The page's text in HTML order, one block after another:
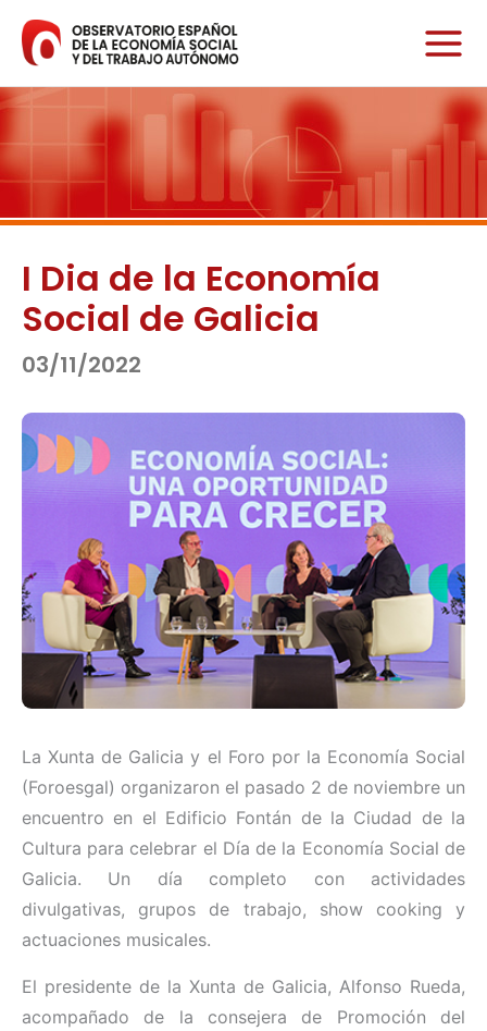
contenido
I Dia de la Economía
Social de Galicia
03/11/2022
La Xunta de Galicia y el Foro por la Economía Social
(Foroesgal) organizaron el pasado 2 de noviembre un
encuentro en el Edificio Fontán de la Ciudad de la
Cultura para celebrar el Día de la Economía Social de
Galicia. Un día completo con actividades
divulgativas, grupos de trabajo, show cooking y
actuaciones musicales.
El presidente de la Xunta de Galicia, Alfonso Rueda,
acompañado de la consejera de Promoción del